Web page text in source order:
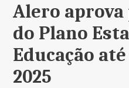
Alero
do Plano
Educação
2025